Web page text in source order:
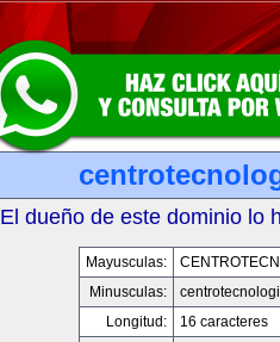
El dueño de este dominio lo
Mayusculas:
Minusculas:
Longitud:
16 caracteres